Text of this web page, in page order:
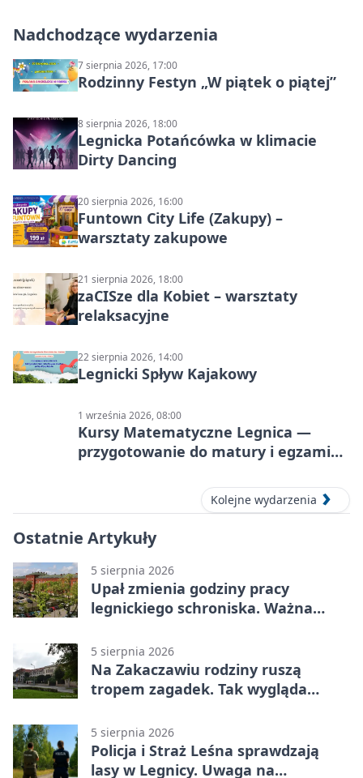
Nadchodzące wydarzenia
7 sierpnia 2026, 17:00
Rodzinny Festyn „W piątek o piątej”
8 sierpnia 2026, 18:00
Legnicka Potańcówka w klimacie
Dirty Dancing
20 sierpnia 2026, 16:00
Funtown City Life (Zakupy) –
warsztaty zakupowe
21 sierpnia 2026, 18:00
zaCISze dla Kobiet – warsztaty
relaksacyjne
22 sierpnia 2026, 14:00
Legnicki Spływ Kajakowy
1 września 2026, 08:00
Kursy Matematyczne Legnica —
przygotowanie do matury i egzaminu
Kolejne wydarzenia
Ostatnie Artykuły
5 sierpnia 2026
Upał zmienia godziny pracy
legnickiego schroniska. Ważna
5 sierpnia 2026
Na Zakaczawiu rodziny ruszą
tropem zagadek. Tak wygląda
5 sierpnia 2026
Policja i Straż Leśna sprawdzają
lasy w Legnicy. Uwaga na